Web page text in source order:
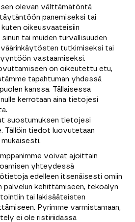
sen olevan välttämätöntä
panemiseksi tai
oikeusvaateisiin
tai muiden turvallisuuden
väärinkäytösten tutkimiseksi tai
vastaamiseksi.
on oikeutettu etu,
tapahtuman yhdessä
kanssa. Tällaisessa
kerrotaan aina tietojesi
suostumuksen tietojesi
Tällöin tiedot luovutetaan
voivat ajoittain
yhteydessä
edelleen itsenäisesti omiin
palvelun kehittämiseen, tekoälyn
tai lakisääteisten
Pyrimme varmistamaan,
ei ole ristiriidassa